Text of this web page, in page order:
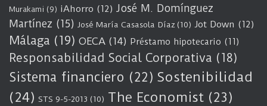
Murakami (9) iAhorro (12) José M. Domínguez
Martínez (15) José María Casasola Díaz (10) Jot Down (12)
Málaga (19) OECA (14) Préstamo hipotecario (11)
Responsabilidad Social Corporativa (18)
Sistema financiero (22) Sostenibilidad
(24) STS 9-5-2013 (10) The Economist (23)